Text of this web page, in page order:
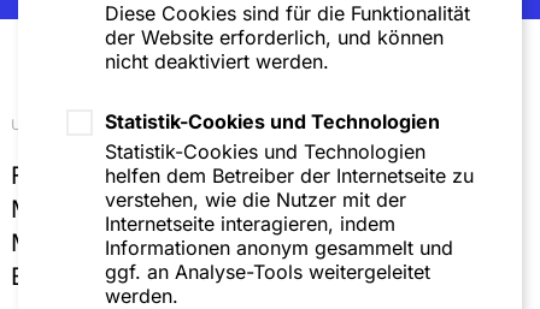
Unsere Standorte
Frankfurt
Mannheim
München
Brüssel
Diese Cookies sind für die Funktionalität
der Website erforderlich, und können
nicht deaktiviert werden.
Statistik-Cookies und Technologien
Statistik-Cookies und Technologien
helfen dem Betreiber der Internetseite zu
verstehen, wie die Nutzer mit der
Internetseite interagieren, indem
Informationen anonym gesammelt und
ggf. an Analyse-Tools weitergeleitet
werden.